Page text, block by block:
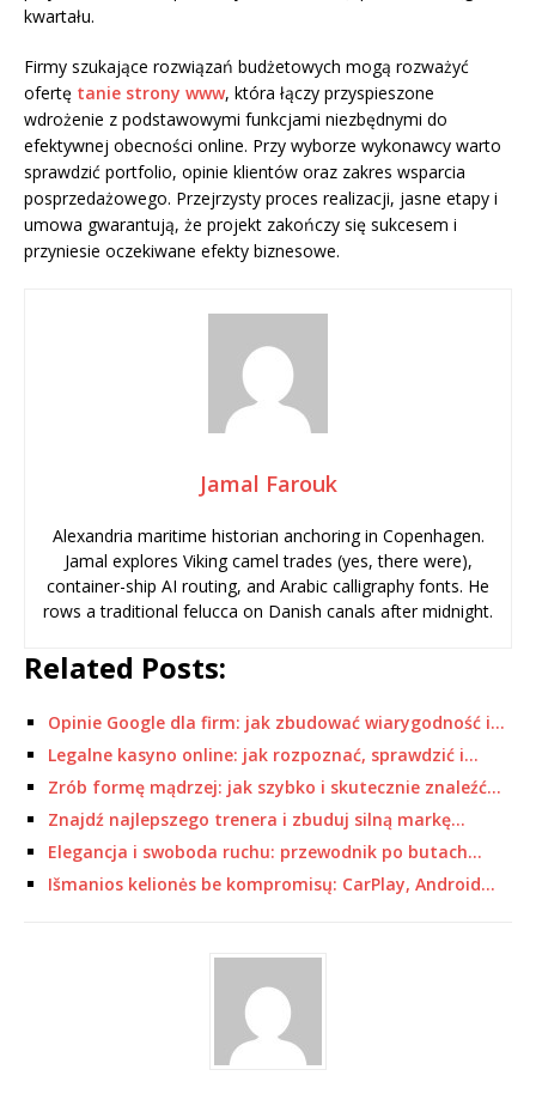
kwartału.
Firmy szukające rozwiązań budżetowych mogą rozważyć
ofertę tanie strony www, która łączy przyspieszone
wdrożenie z podstawowymi funkcjami niezbędnymi do
efektywnej obecności online. Przy wyborze wykonawcy warto
sprawdzić portfolio, opinie klientów oraz zakres wsparcia
posprzedażowego. Przejrzysty proces realizacji, jasne etapy i
umowa gwarantują, że projekt zakończy się sukcesem i
przyniesie oczekiwane efekty biznesowe.
Jamal Farouk
Alexandria maritime historian anchoring in Copenhagen.
Jamal explores Viking camel trades (yes, there were),
container-ship AI routing, and Arabic calligraphy fonts. He
rows a traditional felucca on Danish canals after midnight.
Related Posts:
Opinie Google dla firm: jak zbudować wiarygodność i…
Legalne kasyno online: jak rozpoznać, sprawdzić i…
Zrób formę mądrzej: jak szybko i skutecznie znaleźć…
Znajdź najlepszego trenera i zbuduj silną markę…
Elegancja i swoboda ruchu: przewodnik po butach…
Išmanios kelionės be kompromisų: CarPlay, Android…